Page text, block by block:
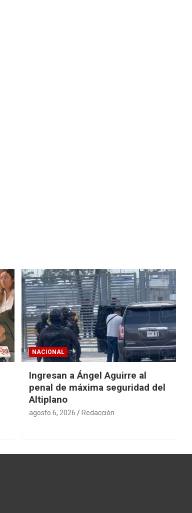
NACIONAL
Ingresan a Ángel Aguirre al
penal de máxima seguridad del
Altiplano
agosto 6, 2026 Redacción